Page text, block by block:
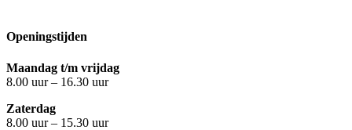
Openingstijden
Maandag t/m vrijdag
8.00 uur – 16.30 uur
Zaterdag
8.00 uur – 15.30 uur